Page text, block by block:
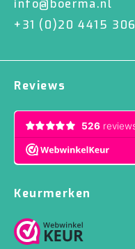
info@boerma.nl
+31 (0)20 4415 306
Reviews
Keurmerken